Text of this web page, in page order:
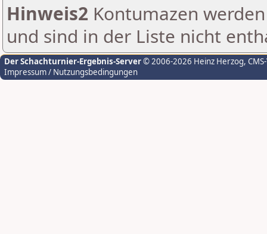
Hinweis2 Kontumazen
und sind in der Liste nicht
Der Schachturnier-Ergebnis-Server© 2006-2026 Heinz Herzog,
Impressum / Nutzungsbedingungen